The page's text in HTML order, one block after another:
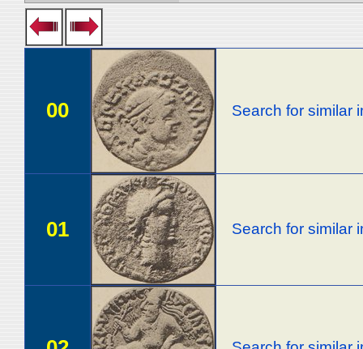
00 Search for similar
01 Search for similar